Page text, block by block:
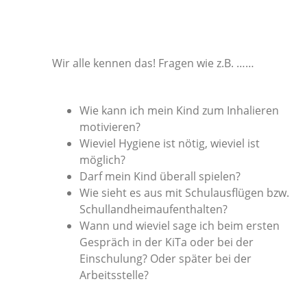
Wir alle kennen das! Fragen wie z.B. ……
Wie kann ich mein Kind zum Inhalieren
motivieren?
Wieviel Hygiene ist nötig, wieviel ist
möglich?
Darf mein Kind überall spielen?
Wie sieht es aus mit Schulausflügen bzw.
Schullandheimaufenthalten?
Wann und wieviel sage ich beim ersten
Gespräch in der KiTa oder bei der
Einschulung? Oder später bei der
Arbeitsstelle?